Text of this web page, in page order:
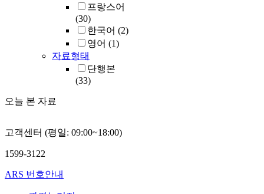
프랑스어
(30)
한국어 (2)
영어 (1)
자료형태
단행본
(33)
오늘 본 자료
고객센터 (평일: 09:00~18:00)
1599-3122
ARS 번호안내